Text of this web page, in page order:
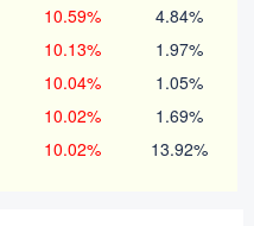
10.59% 4.84%
10.13% 1.97%
10.04% 1.05%
10.02% 1.69%
10.02% 13.92%